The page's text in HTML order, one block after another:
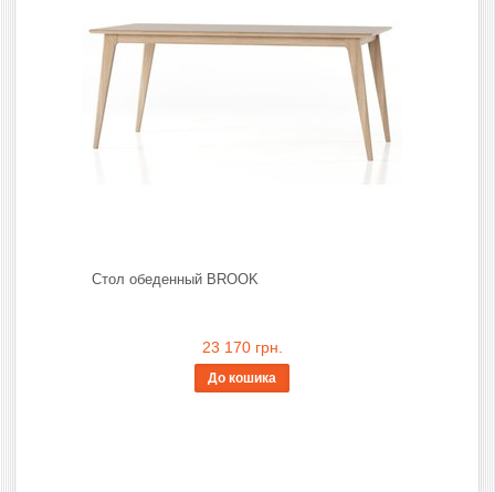
Стол обеденный BROOK
23 170 грн.
До кошика